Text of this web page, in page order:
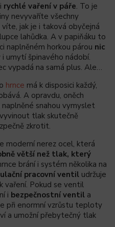
rychlé vaření v páře. To je
nevyvaříte všechny
jak je i taková obyčejná
lahůdka. A v papiňáku to
naplněném horkou párou nic
umytí špinavého nádobí.
vypadá na samá plus. Ale…
hrnce má k disposici každý,
A opravdu, oněch
snahou vymyslet
tlak skutečně
zkrotit.
moderní nerez ocel, která
větší než tlak, který
brání i systém několika na
pracovní ventil udržuje
vaření. Pokud se ventil
i bezpečnostní ventil a
při enormní vzrůstu teploty
a umožní přebytečný tlak